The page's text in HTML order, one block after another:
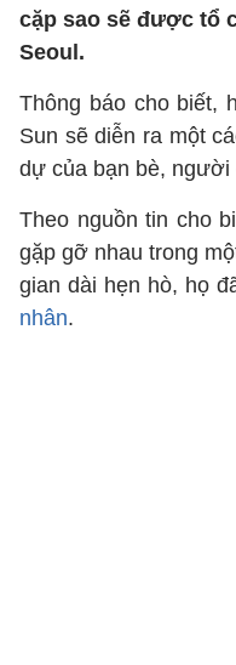
cặp sao sẽ được tổ
Seoul.
Thông báo cho biết,
Sun sẽ diễn ra một
dự của bạn bè, người
Theo nguồn tin cho
gặp gỡ nhau trong
gian dài hẹn hò, họ
nhân.